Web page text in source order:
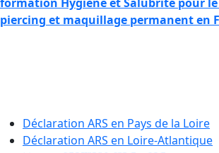
piercing et maquillage permanent en
Déclaration ARS en Pays de la Loire
Déclaration ARS en Loire-Atlantique